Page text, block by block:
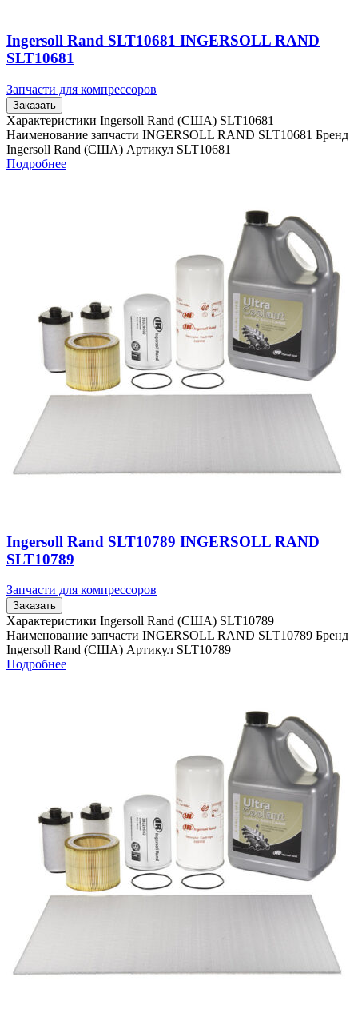
Ingersoll Rand SLT10681 INGERSOLL RAND
SLT10681
Запчасти для компрессоров
Заказать
Характеристики Ingersoll Rand (США) SLT10681
Наименование запчасти INGERSOLL RAND SLT10681 Бренд
Ingersoll Rand (США) Артикул SLT10681
Подробнее
Ingersoll Rand SLT10789 INGERSOLL RAND
SLT10789
Запчасти для компрессоров
Заказать
Характеристики Ingersoll Rand (США) SLT10789
Наименование запчасти INGERSOLL RAND SLT10789 Бренд
Ingersoll Rand (США) Артикул SLT10789
Подробнее